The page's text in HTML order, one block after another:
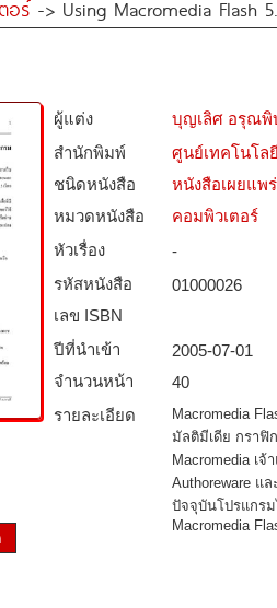
อร์-> Using Macromedia Flash
ผู้แต่ง
บุญเลิศ อรุณพิ
สำนักพิมพ์
ศูนย์เทคโนโล
ชนิดหนังสือ­
หนังสือเผยแพร่
หมวดหนังสือ­
คอมพิวเตอร์
หัวเรื่อง
-
รหัสหนังสือ­
01000026
เลข ISBN
ปีที่นำเข้า
2005-07-01
จำนวนหน้า
40
รายละเอียด
Macromedia
มัลติมีเดีย กราฟิ
Macromedia เ
Authoreware แ
ปัจจุบันโปรแกร
Macromedia